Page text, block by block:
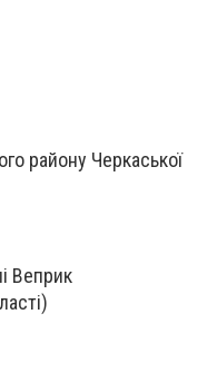
району Черкаської
Веприк